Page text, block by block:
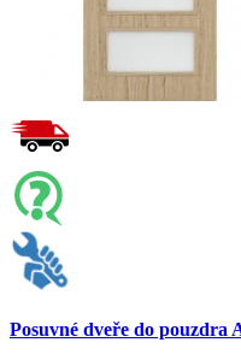
Posuvné dveře do pouzdra